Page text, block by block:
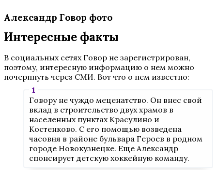
Александр Говор фото
Интересные факты
В социальных сетях Говор не зарегистрирован,
поэтому, интересную информацию о нем можно
почерпнуть через СМИ. Вот что о нем известно:
Говору не чуждо меценатство. Он внес свой
вклад в строительство двух храмов в
населенных пунктах Красулино и
Костенково. С его помощью возведена
часовня в районе бульвара Героев в родном
городе Новокузнецке. Еще Александр
спонсирует детскую хоккейную команду.